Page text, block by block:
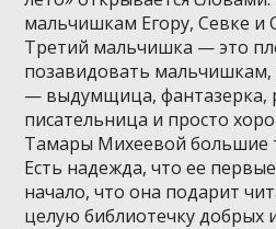
мальчишкам Егору, Севке и
Третий мальчишка — это
позавидовать мальчишкам,
— выдумщица, фантазерка,
писательница и просто
Тамары Михеевой большие
Есть надежда, что ее
начало, что она подарит
целую библиотечку добрых